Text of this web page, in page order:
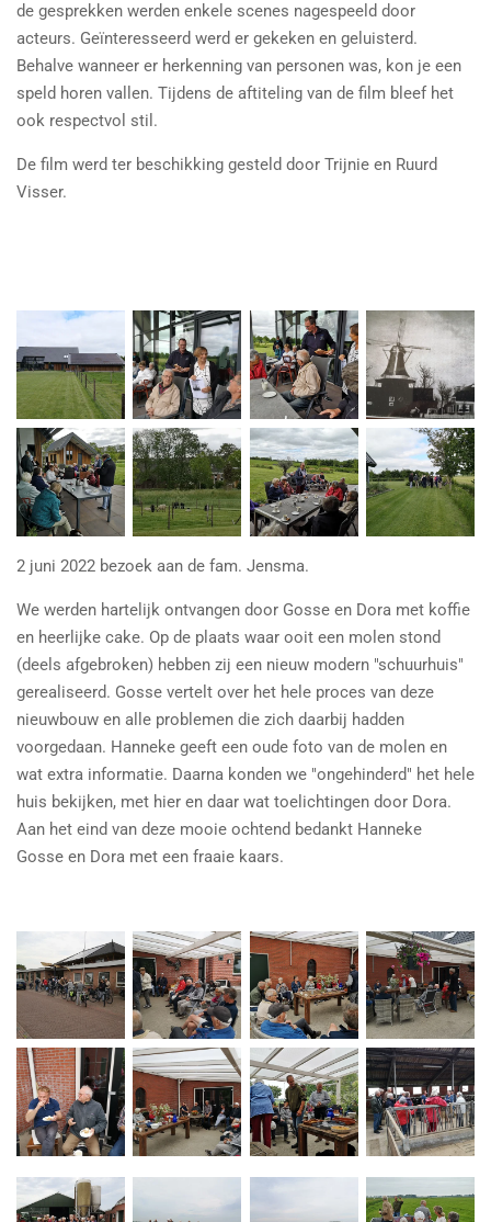
de gesprekken werden enkele scenes nagespeeld door
acteurs. Geïnteresseerd werd er gekeken en geluisterd.
Behalve wanneer er herkenning van personen was, kon je een
speld horen vallen. Tijdens de aftiteling van de film bleef het
ook respectvol stil.
De film werd ter beschikking gesteld door Trijnie en Ruurd
Visser.
2 juni 2022 bezoek aan de fam. Jensma.
We werden hartelijk ontvangen door Gosse en Dora met koffie
en heerlijke cake. Op de plaats waar ooit een molen stond
(deels afgebroken) hebben zij een nieuw modern "schuurhuis"
gerealiseerd. Gosse vertelt over het hele proces van deze
nieuwbouw en alle problemen die zich daarbij hadden
voorgedaan. Hanneke geeft een oude foto van de molen en
wat extra informatie. Daarna konden we "ongehinderd" het hele
huis bekijken, met hier en daar wat toelichtingen door Dora.
Aan het eind van deze mooie ochtend bedankt Hanneke
Gosse en Dora met een fraaie kaars.